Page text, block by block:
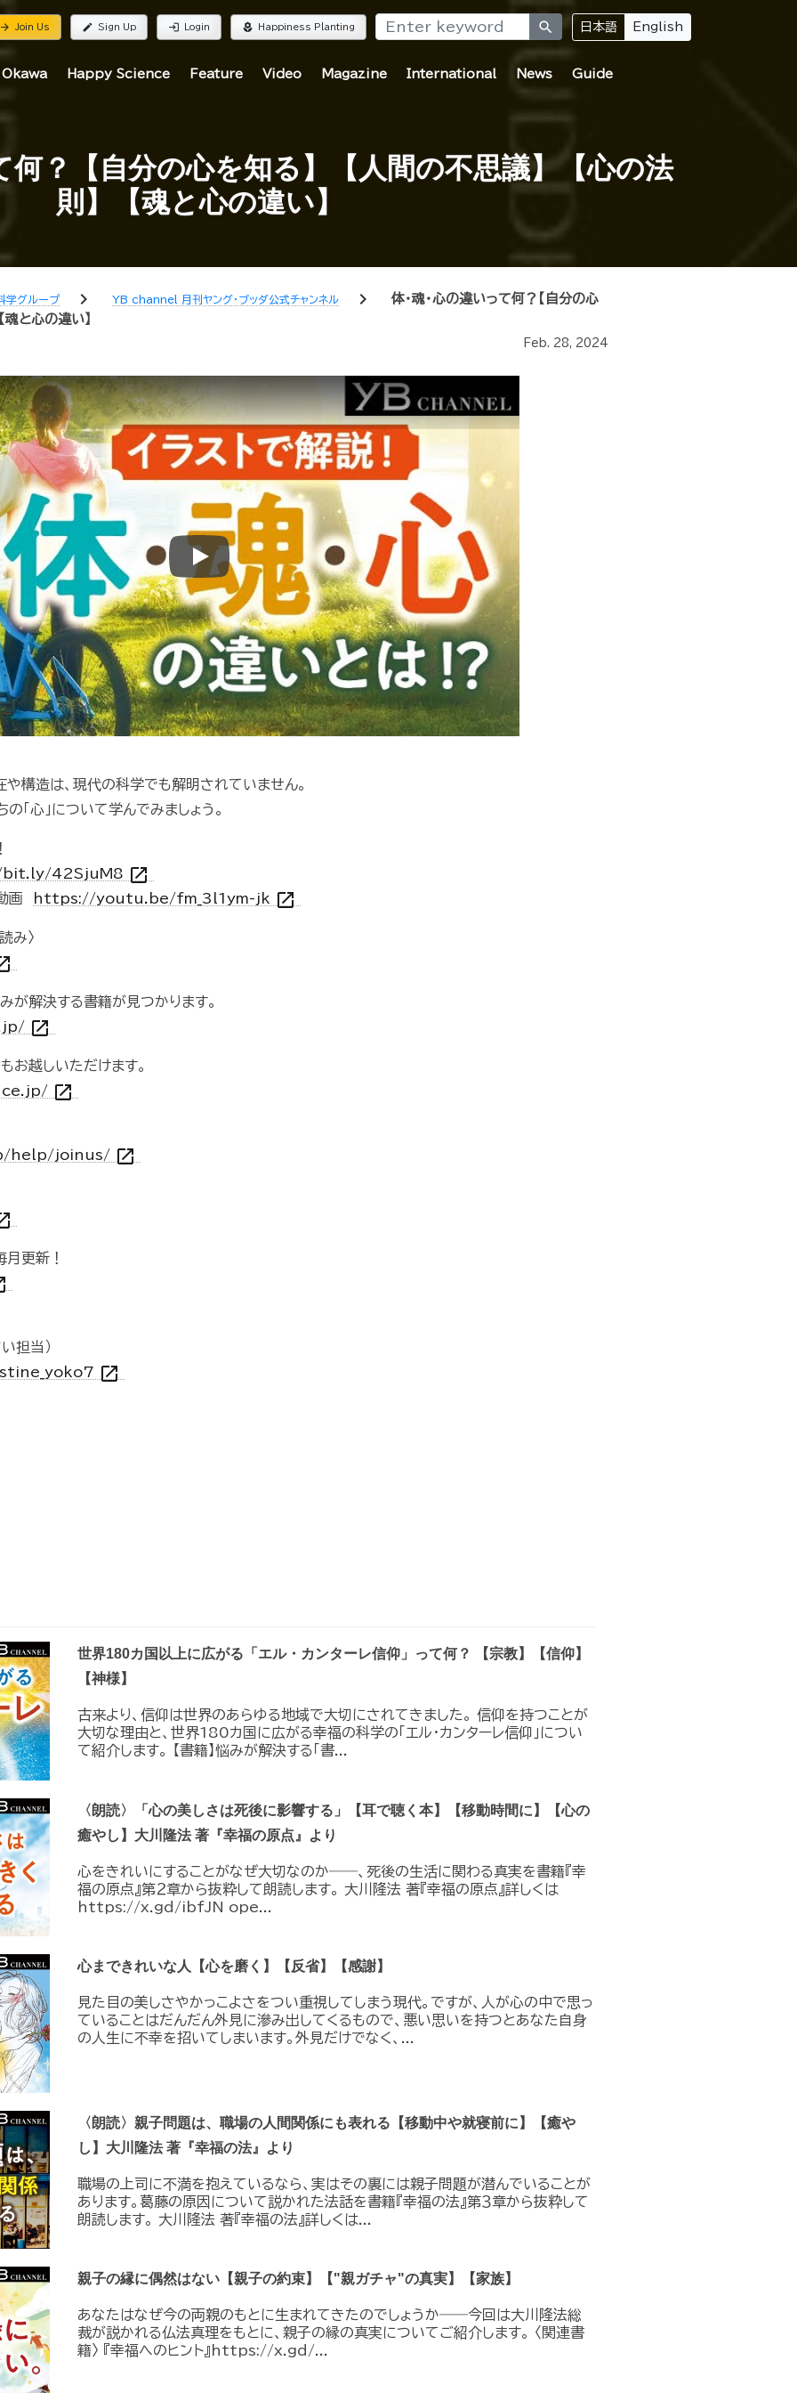
Join Us edit Sign Up login Login local_florist Happiness Planting search 日本語 English
Happy Science Feature Video Magazine International News Guide
？【自分の心を知る】【人間の不思議】【心の法
則】【魂と心の違い】
学グループ chevron_right YB channel 月刊ヤング・ブッダ公式チャンネル chevron_right
体・魂・心の違いって何？【自分の心
魂と心の違い】
Feb. 28, 2024
Play
や構造は、現代の科学でも解明されていません。
「心」について学んでみましょう。
42SjuM8 open_in_new
画 https://youtu.be/fm_3l1ym-jk open_in_new
み〉
が解決する書籍が見つかります。
open_in_new
お越しいただけます。
open_in_new
help/joinus/ open_in_new
更新！
担当）
open_in_new
世界180カ国以上に広がる「エル・カンターレ信仰」って何？ 【宗教】【信仰】
【神様】
古来より、信仰は世界のあらゆる地域で大切にされてきました。 信仰を持つことが
大切な理由と、世界180カ国に広がる幸福の科学の「エル・カンターレ信仰」につい
て紹介します。 【書籍】悩みが解決する「書...
〈朗読〉「心の美しさは死後に影響する」【耳で聴く本】【移動時間に】【心の
癒やし】大川隆法 著『幸福の原点』より
心をきれいにすることがなぜ大切なのか――、死後の生活に関わる真実を書籍『幸
福の原点』第２章から抜粋して朗読します。 大川隆法 著『幸福の原点』詳しくは
https://x.gd/ibfJN ope...
心まできれいな人【心を磨く】【反省】【感謝】
見た目の美しさやかっこよさをつい重視してしまう現代。ですが、人が心の中で思っ
ていることはだんだん外見に滲み出してくるもので、悪い思いを持つとあなた自身
の人生に不幸を招いてしまいます。外見だけでなく、...
〈朗読〉親子問題は、職場の人間関係にも表れる【移動中や就寝前に】【癒や
し】大川隆法 著『幸福の法』より
職場の上司に不満を抱えているなら、実はその裏には親子問題が潜んでいることが
あります。葛藤の原因について説かれた法話を書籍『幸福の法』第３章から抜粋して
朗読します。 大川隆法 著『幸福の法』詳しくは...
親子の縁に偶然はない【親子の約束】【"親ガチャ"の真実】【家族】
あなたはなぜ今の両親のもとに生まれてきたのでしょうか――今回は大川隆法総
裁が説かれる仏法真理をもとに、親子の縁の真実についてご紹介します。 〈関連書
籍〉 『幸福へのヒント』https://x.gd/...